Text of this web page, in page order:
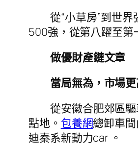
從“小草房”到世
500強，從第八躍至第
做優財產鏈文章
當局無為，市場
從安徽合肥郊區
點地。 包養網總卸車
迪秦系新動力car 。